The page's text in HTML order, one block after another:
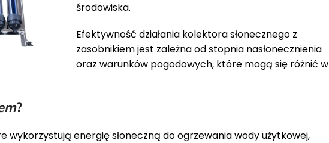
środowiska.
Efektywność działania kolektora słonecznego z
zasobnikiem jest zależna od stopnia nasłonecznienia
oraz warunków pogodowych, które mogą się różnić w
?
wykorzystują energię słoneczną do ogrzewania wody użytkowej,